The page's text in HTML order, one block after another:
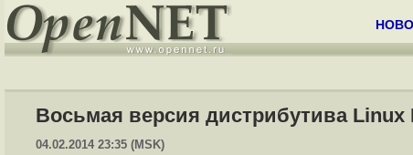
Восьмая версия дистрибутива Linux
04.02.2014 23:35 (MSK)